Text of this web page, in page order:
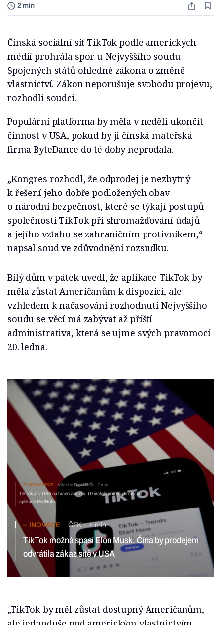
2 min
Čínská sociální síť TikTok podle amerických
médií prohrála spor u Nejvyššího soudu
Spojených států ohledně zákona o změně
vlastnictví. Zákon neporušuje svobodu projevu,
rozhodli soudci.
Populární platforma by měla v neděli ukončit
činnost v USA, pokud by ji čínská mateřská
firma ByteDance do té doby neprodala.
„Kongres rozhodl, že odprodej je nezbytný
k řešení jeho dobře podložených obav
o národní bezpečnost, které se týkají postupů
společnosti TikTok při shromažďování údajů
a jejího vztahu se zahraničním protivníkem,“
napsal soud ve zdůvodnění rozsudku.
Bílý dům v pátek uvedl, že aplikace TikTok by
měla zůstat Američanům k dispozici, ale
vzhledem k načasování rozhodnutí Nejvyššího
soudu se věcí má zabývat až příští
administrativa, která se ujme svých pravomocí
20. ledna.
E-COMMERCE Viktorie Davidová 2 min
TikTok je v USA na hraně zákazu. Uživatelé prchají do čínské
aplikace RedNote
INOVACE ČTK 4 min
TikTok možná spasí Elon Musk. Čína by prodejem
odvrátila zákaz sítě v USA
„TikTok by měl zůstat dostupný Američanům,